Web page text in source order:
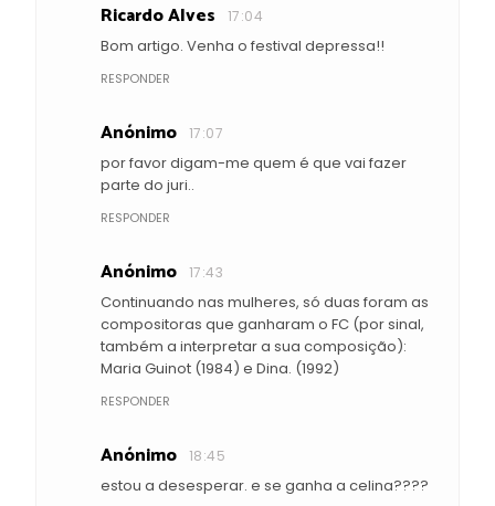
Ricardo Alves 17:04
Bom artigo. Venha o festival depressa!!
RESPONDER
Anónimo 17:07
por favor digam-me quem é que vai fazer
parte do juri..
RESPONDER
Anónimo 17:43
Continuando nas mulheres, só duas foram as
compositoras que ganharam o FC (por sinal,
também a interpretar a sua composição):
Maria Guinot (1984) e Dina. (1992)
RESPONDER
Anónimo 18:45
estou a desesperar. e se ganha a celina????